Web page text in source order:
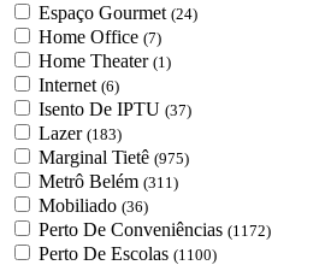
Espaço Gourmet (24)
Home Office (7)
Home Theater (1)
Internet (6)
Isento De IPTU (37)
Lazer (183)
Marginal Tietê (975)
Metrô Belém (311)
Mobiliado (36)
Perto De Conveniências (1172)
Perto De Escolas (1100)